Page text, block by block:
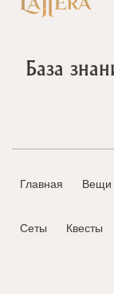
База
Главная Вещи
Сеты Квесты